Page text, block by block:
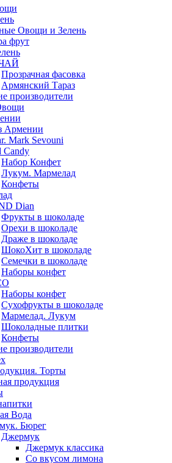
Овощи и Зелень
фрут
Прозрачная фасовка
Армянский Тараз
производители
Армении
Mark Sevouni
Candy
Набор Конфет
Лукум. Мармелад
Конфеты
Dian
Фрукты в шоколаде
Орехи в шоколаде
Драже в шоколаде
ШокоХит в шоколаде
Семечки в шоколаде
Наборы конфет
Наборы конфет
Сухофрукты в шоколаде
Мармелад. Лукум
Шоколадные плитки
Конфеты
производители
Торты
продукция
Вода
Бюрег
Джермук
Джермук классика
Со вкусом лимона